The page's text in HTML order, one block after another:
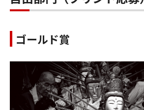
ゴールド賞